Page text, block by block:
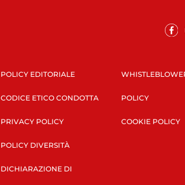
POLICY EDITORIALE
CODICE ETICO CONDOTTA
PRIVACY POLICY
POLICY DIVERSITÀ
DICHIARAZIONE DI
POLICY
COOKIE POLICY